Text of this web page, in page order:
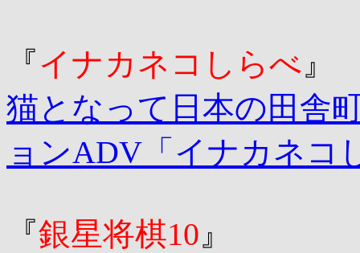
『イナカネコしらべ』
猫となって日本の田舎
ョンADV「イナカネコ
『銀星将棋10』